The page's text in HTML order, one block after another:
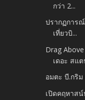
กว่า 2...
ปรากฏการ
เที่ยวบิ...
Drag
เดอะ สแต
อมตะ บี.กริม
เปิดคฤหาส